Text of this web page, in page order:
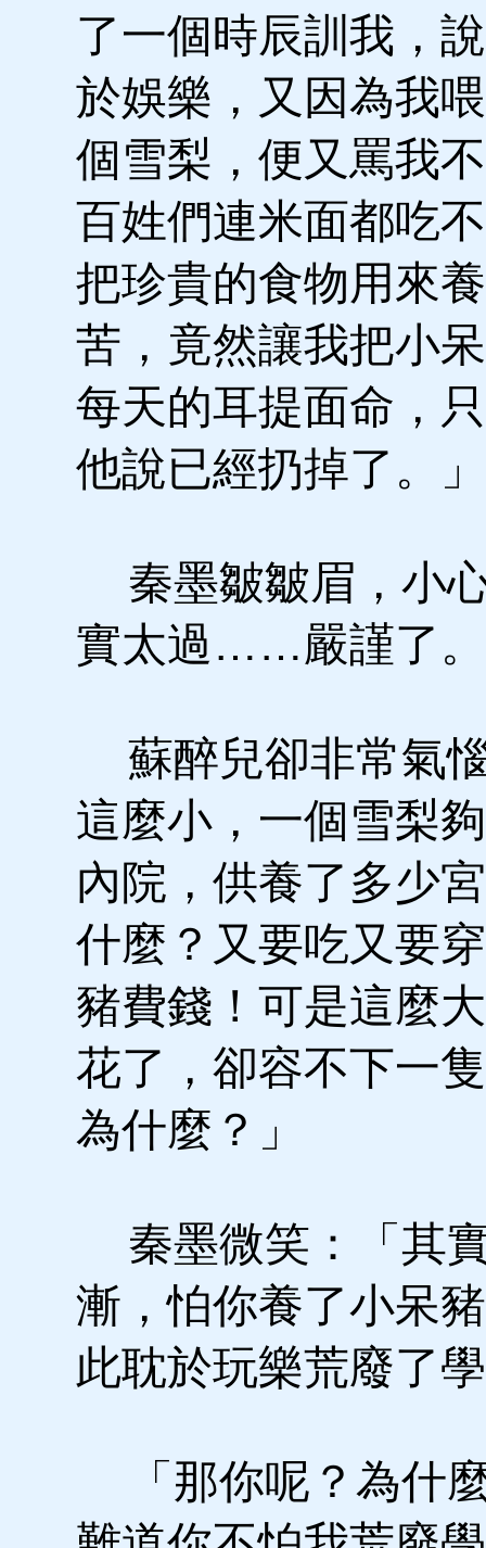
了一個時辰訓我，
於娛樂，又因為我
個雪梨，便又罵我
百姓們連米面都吃
把珍貴的食物用來
苦，竟然讓我把小
每天的耳提面命，
他說已經扔掉了。」
秦墨皺皺眉，小
實太過……嚴謹了
蘇醉兒卻非常氣
這麼小，一個雪梨
內院，供養了多少
什麼？又要吃又要
豬費錢！可是這麼
花了，卻容不下一
為什麼？」
秦墨微笑：「其
漸，怕你養了小呆
此耽於玩樂荒廢了
「那你呢？為什